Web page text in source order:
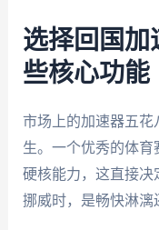
选择回国加
些核心功能
市场上的加速器五花
生。一个优秀的体
硬核能力，这直接决
挪威时，是畅快淋漓